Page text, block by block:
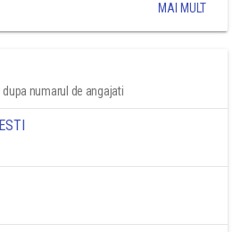
MAI MULT
dupa numarul de angajati